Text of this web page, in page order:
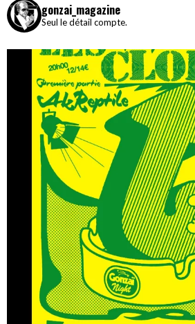
gonzai_magazine
Seul le détail compte.